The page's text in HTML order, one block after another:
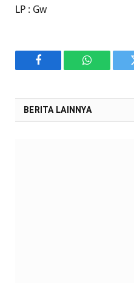
LP : Gw
Facebook WhatsApp
BERITA LAINNYA